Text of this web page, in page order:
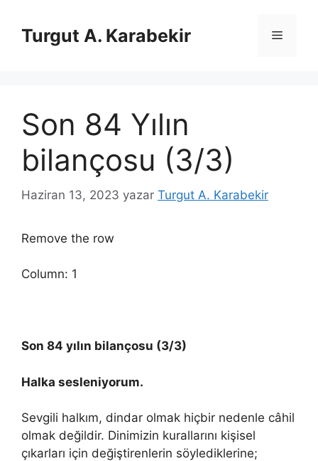
Turgut A. Karabekir Menü
Son 84 Yılın
bilançosu (3/3)
Haziran 13, 2023 yazar Turgut A. Karabekir
Remove the row
Column: 1
Son 84 yılın bilançosu (3/3)
Halka sesleniyorum.
Sevgili halkım, dindar olmak hiçbir nedenle câhil
olmak değildir. Dinimizin kurallarını kişisel
çıkarları için değiştirenlerin söylediklerine;